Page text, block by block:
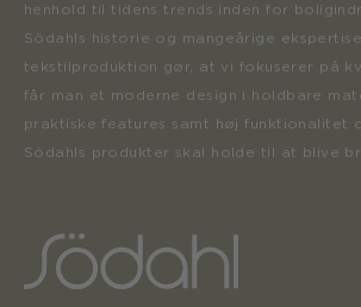
henhold til tidens trends inden for
Södahls historie og mangeårige
tekstilproduktion gør, at vi fokuserer på
får man et moderne design i holdbare
praktiske features samt høj funktionalitet
Södahls produkter skal holde til at blive